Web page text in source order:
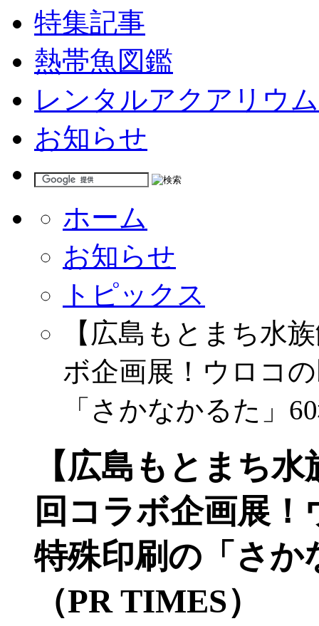
特集記事
熱帯魚図鑑
レンタルアクアリウム
お知らせ
ホーム
お知らせ
トピックス
【広島もとまち水
ボ企画展！ウロコ
「さかなかるた」
【広島もとまち
回コラボ企画展
特殊印刷の「さか
（PR TIMES）